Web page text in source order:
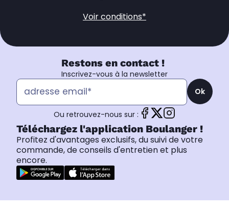
Voir conditions*
Restons en contact !
Inscrivez-vous à la newsletter
Ok
Ou retrouvez-nous sur :
Téléchargez l'application Boulanger !
Profitez d'avantages exclusifs, du suivi de votre
commande, de conseils d'entretien et plus
encore.